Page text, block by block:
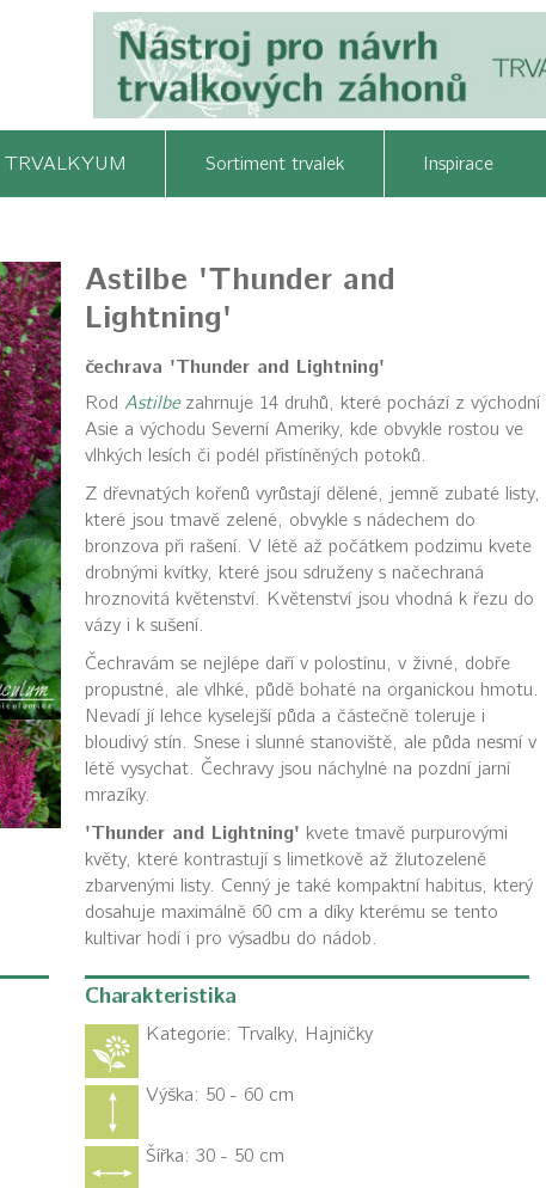
TRVALKYUM Sortiment trvalek Inspirace
Astilbe 'Thunder and
Lightning'
čechrava 'Thunder and Lightning'
Rod Astilbezahrnuje 14 druhů, které pochází z východní
Asie a východu Severní Ameriky, kde obvykle rostou ve
vlhkých lesích či podél přistíněných potoků.
Z dřevnatých kořenů vyrůstají dělené, jemně zubaté listy,
které jsou tmavě zelené, obvykle s nádechem do
bronzova při rašení. V létě až počátkem podzimu kvete
drobnými kvítky, které jsou sdruženy s načechraná
hroznovitá květenství. Květenství jsou vhodná k řezu do
vázy i k sušení.
Čechravám se nejlépe daří v polostínu, v živné, dobře
propustné, ale vlhké, půdě bohaté na organickou hmotu.
Nevadí jí lehce kyselejší půda a částečně toleruje i
bloudivý stín. Snese i slunné stanoviště, ale půda nesmí v
létě vysychat. Čechravy jsou náchylné na pozdní jarní
mrazíky.
'Thunder and Lightning' kvete tmavě purpurovými
květy, které kontrastují s limetkově až žlutozeleně
zbarvenými listy. Cenný je také kompaktní habitus, který
dosahuje maximálně 60 cm a díky kterému se tento
kultivar hodí i pro výsadbu do nádob.
Charakteristika
Kategorie: Trvalky, Hajničky
Výška: 50 - 60 cm
Šířka: 30 - 50 cm